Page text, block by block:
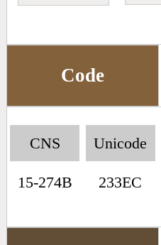
Code
CNS
15-274B
Unicode
233EC